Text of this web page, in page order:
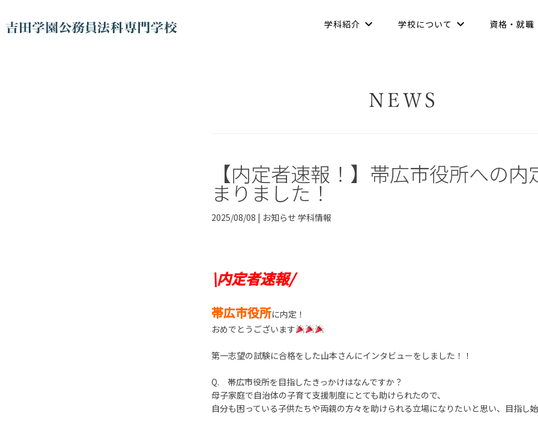
学科紹介 学校について 資格・就職
NEWS
【内定者速報！】帯広市役所への内
まりました！
2025/08/08 | お知らせ 学科情報
\内定者速報/
帯広市役所に内定！
おめでとうございます
第一志望の試験に合格をした山本さんにインタビューをしました！！
Q. 帯広市役所を目指したきっかけはなんですか？
母子家庭で自治体の子育て支援制度にとても助けられたので、
自分も困っている子供たちや両親の方々を助けられる立場になりたいと思い、目指し